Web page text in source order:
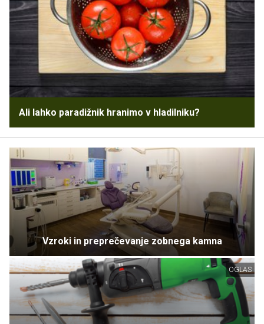
Ali lahko paradižnik hranimo v hladilniku?
Vzroki in preprečevanje zobnega kamna
OGLAS